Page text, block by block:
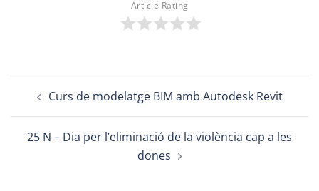
Article Rating
Post
navigation
Curs de modelatge BIM amb Autodesk Revit
25 N – Dia per l’eliminació de la violència cap a les
dones